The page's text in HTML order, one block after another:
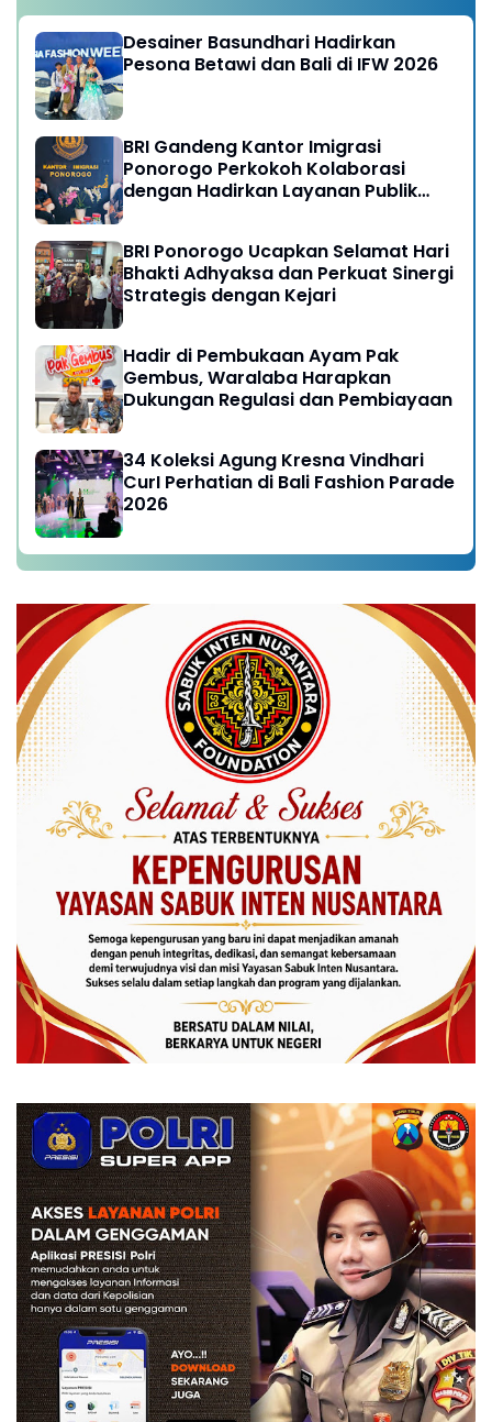
Desainer Basundhari Hadirkan
Pesona Betawi dan Bali di IFW 2026
BRI Gandeng Kantor Imigrasi
Ponorogo Perkokoh Kolaborasi
dengan Hadirkan Layanan Publik
BRI Ponorogo Ucapkan Selamat Hari
Bhakti Adhyaksa dan Perkuat Sinergi
Strategis dengan Kejari
Hadir di Pembukaan Ayam Pak
Gembus, Waralaba Harapkan
Dukungan Regulasi dan Pembiayaan
34 Koleksi Agung Kresna Vindhari
CurI Perhatian di Bali Fashion Parade
2026